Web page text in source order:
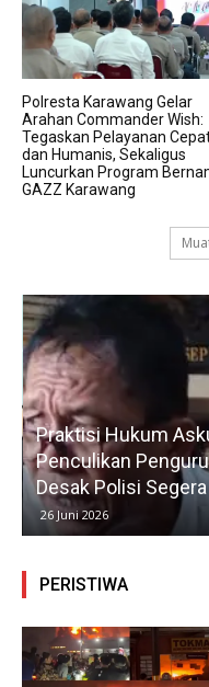
Polresta Karawang Gelar
Arahan Commander Wish:
Tegaskan Pelayanan
dan Humanis, Sekaligus
Luncurkan Program
GAZZ Karawang
Praktisi Hukum
Penculikan
Desak Polisi
26 Juni 2026
PERISTIWA